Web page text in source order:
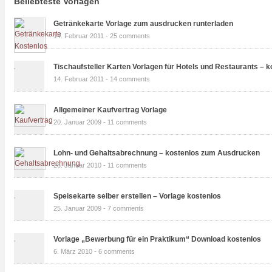
Getränkekarte Vorlage zum ausdrucken runterladen
14. Februar 2011 - 25 comments
Tischaufsteller Karten Vorlagen für Hotels und Restaurants –
14. Februar 2011 - 14 comments
Allgemeiner Kaufvertrag Vorlage
20. Januar 2009 - 11 comments
Lohn- und Gehaltsabrechnung – kostenlos zum Ausdrucken
28. Januar 2010 - 11 comments
Speisekarte selber erstellen – Vorlage kostenlos
25. Januar 2009 - 7 comments
Vorlage „Bewerbung für ein Praktikum“ Download kostenlos
6. März 2010 - 6 comments